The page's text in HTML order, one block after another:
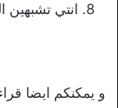
انتي تشبهين
و يمكنكم ايضا